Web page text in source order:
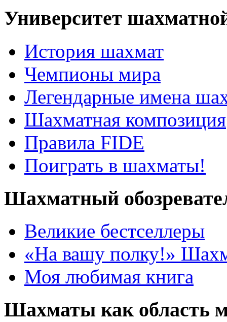
Университет
История шахмат
Чемпионы мира
Легендарные имена
Шахматная композиция
Правила FIDE
Поиграть в шахматы!
Шахматный
Великие бестселлеры
«На вашу полку!»
Моя любимая книга
Шахматы как область